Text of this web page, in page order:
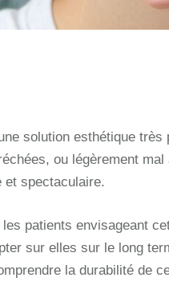
solution esthétique
ou légèrement mal
et spectaculaire.
patients envisageant
sur elles sur le long
la durabilité de